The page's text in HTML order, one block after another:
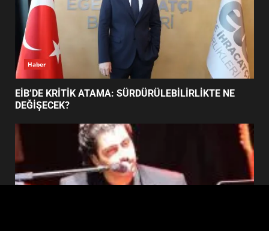
5
BALIKESİR MÜZELERİNDE SÜRE
UZATILDI: NE DEĞİŞTİ?
BURHANİYE SATRANÇ
TURNUVASI KAYITLARI NEYİ
7
BURHANİYE BELEDİYESPOR’DA
YENİ YÖNETİM NASIL
ŞEKİLLENDİ?
Haber
EİB’DE KRİTİK ATAMA: SÜRDÜRÜLEBİLİRLİKTE NE
DEĞİŞECEK?